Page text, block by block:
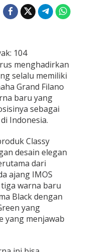
104
menghadirkan
selalu memiliki
Grand Filano
baru yang
sebagai
Indonesia.
Classy
desain elegan
dari
ajang IMOS
warna baru
Black dengan
yang
yang menjawab